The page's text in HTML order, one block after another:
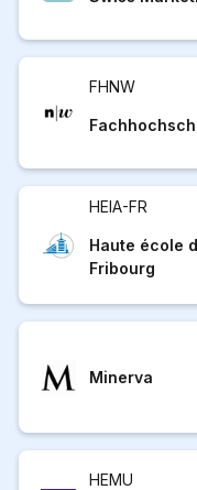
FHNW
HEIA-FR
Haute école
Fribourg
Minerva
HEMU